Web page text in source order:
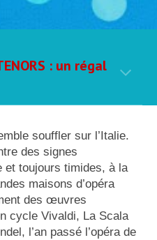
: un régal
souffler sur l’Italie.
des signes
et toujours timides, à la
maisons d’opéra
des œuvres
cycle Vivaldi, La Scala
l’an passé l’opéra de